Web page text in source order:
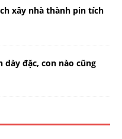
xây nhà thành pin tích
đặc, con nào cũng